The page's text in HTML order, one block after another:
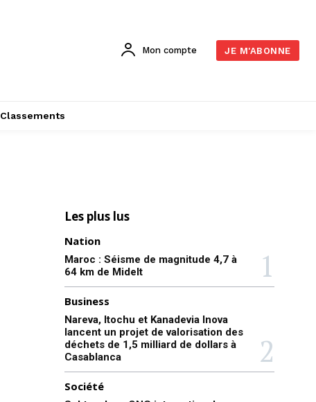
Mon compte JE M'ABONNE
Classements
Les plus lus
Nation
Maroc : Séisme de magnitude 4,7 à
64 km de Midelt
Business
Nareva, Itochu et Kanadevia Inova
lancent un projet de valorisation des
déchets de 1,5 milliard de dollars à
Casablanca
Société